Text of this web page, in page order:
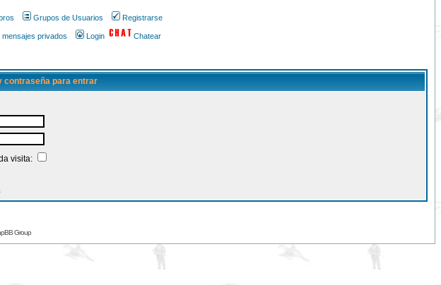
Grupos de Usuarios Registrarse
privados Login Chatear
contraseña para entrar
visita:
Group